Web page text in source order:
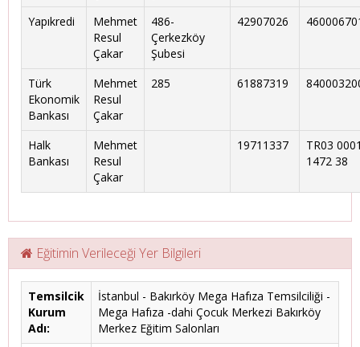
Yapıkredi
Mehmet
Resul
Çakar
486-
Çerkezköy
Şubesi
42907026
Türk
Ekonomik
Bankası
Mehmet
Resul
Çakar
285 61887319
Halk
Bankası
Mehmet
Resul
Çakar
19711337
TR03
1472 38
Eğitimin Verileceği Yer Bilgileri
Temsilcik
Kurum
Adı:
İstanbul - Bakırköy Mega Hafıza Temsilciliği -
Mega Hafıza -dahi Çocuk Merkezi Bakırköy
Merkez Eğitim Salonları